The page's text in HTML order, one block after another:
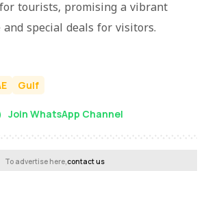
tourists, promising a vibrant
special deals for visitors.
Gulf
Join WhatsApp Channel
To advertise here,contact us